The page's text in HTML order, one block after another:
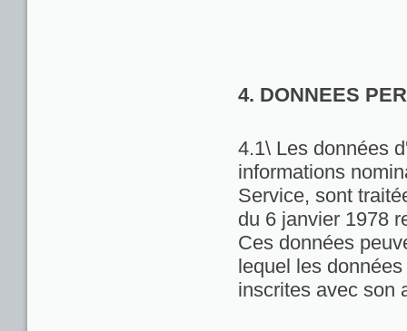
4. DONNEES
4.1\ Les données
informations
Service, sont
du 6 janvier 1978
Ces données
lequel les
inscrites avec son